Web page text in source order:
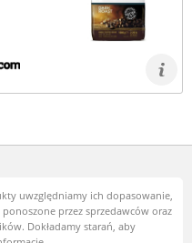
uwzględniamy ich dopasowanie,
przez sprzedawców oraz
Dokładamy starań, aby